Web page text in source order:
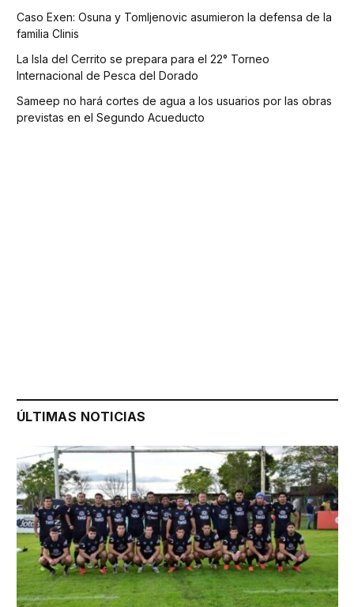
Caso Exen: Osuna y Tomljenovic asumieron la defensa de la
familia Clinis
La Isla del Cerrito se prepara para el 22° Torneo
Internacional de Pesca del Dorado
Sameep no hará cortes de agua a los usuarios por las obras
previstas en el Segundo Acueducto
ÚLTIMAS NOTICIAS